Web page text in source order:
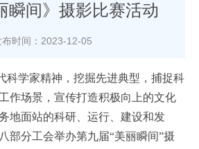
瞬间》摄影比赛活动
布时间：2023-12-05
科学家精神，挖掘先进典型，捕捉科
作场景，宣传打造积极向上的文化
地面站的科研、运行、建设和发
部分工会举办第九届“美丽瞬间”摄